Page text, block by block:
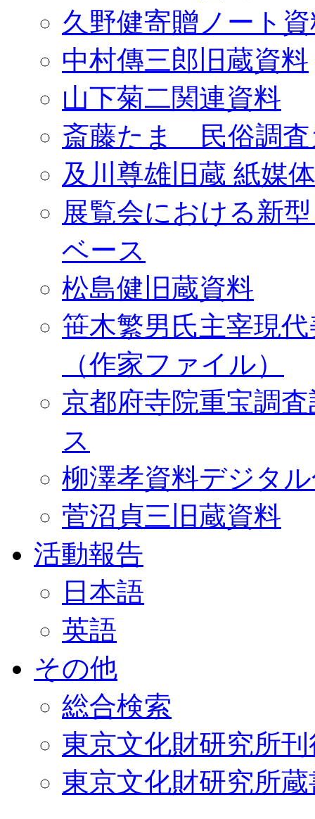
久野健寄贈ノート
中村傳三郎旧蔵資料
山下菊二関連資料
斎藤たま 民俗調査
及川尊雄旧蔵 紙媒
展覧会における新
ベース
松島健旧蔵資料
笹木繁男氏主宰現
（作家ファイル）
京都府寺院重宝調
ス
柳澤孝資料デジタ
菅沼貞三旧蔵資料
活動報告
日本語
英語
その他
総合検索
東京文化財研究所
東京文化財研究所